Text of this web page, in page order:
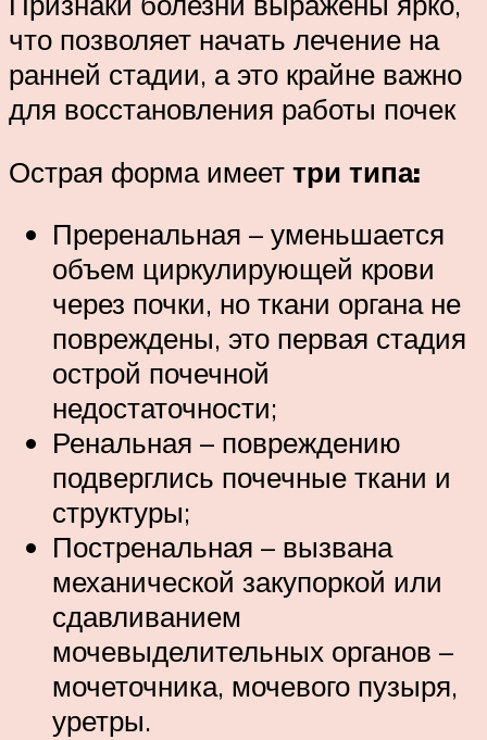
что позволяет начать лечение на
ранней стадии, а это крайне важно
для восстановления работы почек
Острая форма имеет три типа:
Преренальная – уменьшается
объем циркулирующей крови
через почки, но ткани органа не
повреждены, это первая стадия
острой почечной
недостаточности;
Ренальная – повреждению
подверглись почечные ткани и
структуры;
Постренальная – вызвана
механической закупоркой или
сдавливанием
мочевыделительных органов –
мочеточника, мочевого пузыря,
уретры.